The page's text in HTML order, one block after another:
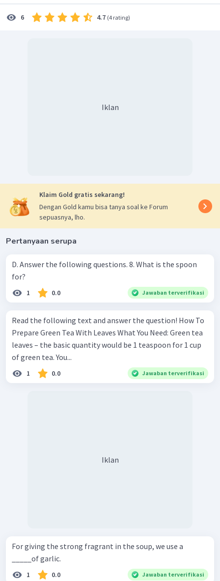
6 4.7 (4 rating)
Iklan
Klaim Gold gratis sekarang!
Dengan Gold kamu bisa tanya soal ke Forum
sepuasnya, lho.
Pertanyaan serupa
D. Answer the following questions. 8. What is the spoon
for?
1 0.0 Jawaban terverifikasi
Read the following text and answer the question! How To
Prepare Green Tea With Leaves What You Need: Green tea
leaves – the basic quantity would be 1 teaspoon for 1 cup
of green tea. You...
1 0.0 Jawaban terverifikasi
Iklan
For giving the strong fragrant in the soup, we use a
_____of garlic.
1 0.0 Jawaban terverifikasi